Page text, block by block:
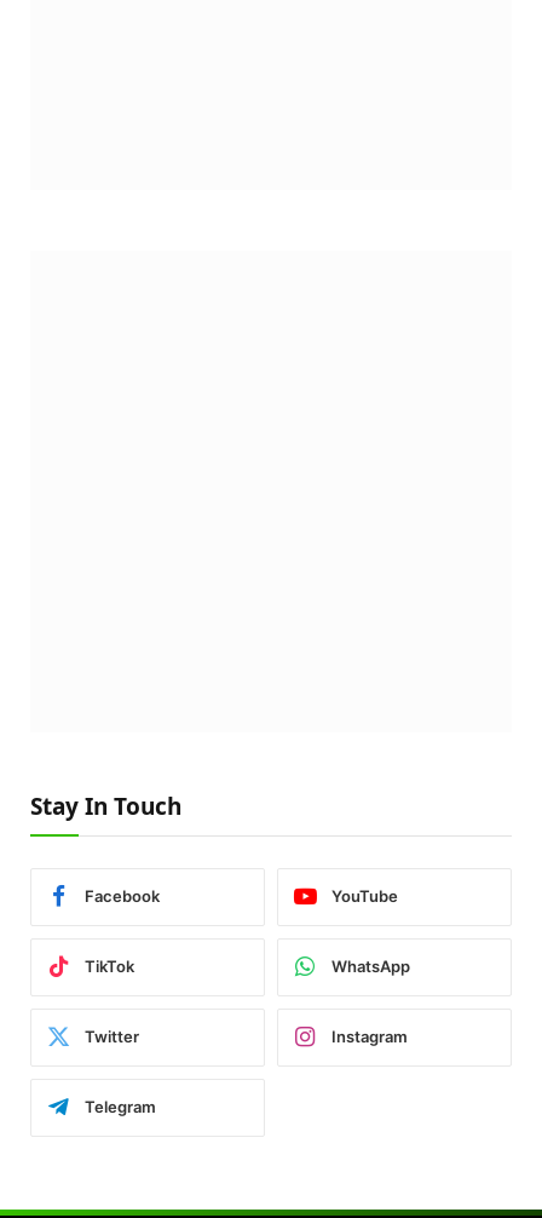
Stay In Touch
Facebook YouTube
TikTok WhatsApp
Twitter Instagram
Telegram